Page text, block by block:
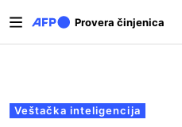
Provera činjenica
Примарни табови
Veštačka inteligencija